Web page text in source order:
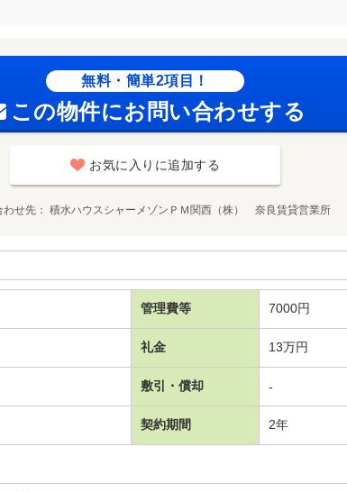
無料・簡単2項目！
この物件にお問い合わせする
お気に入りに追加する
わせ先 積水ハウスシャーメゾンＰＭ関西（株） 奈良賃貸営業所
管理費等 7000円
礼金 13万円
敷引・償却 -
契約期間 2年